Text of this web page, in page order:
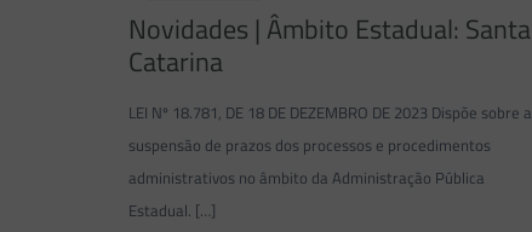
Novidades | Âmbito Estadual: Santa
Catarina
LEI Nº 18.781, DE 18 DE DEZEMBRO DE 2023 Dispõe sobre a
suspensão de prazos dos processos e procedimentos
administrativos no âmbito da Administração Pública
Estadual. […]